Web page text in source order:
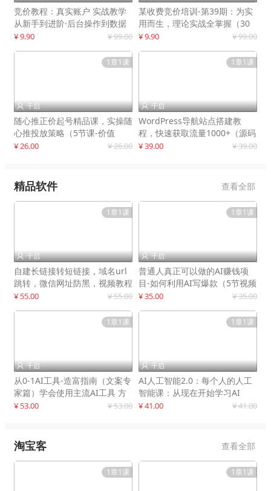
竞价教程：真实账户 实战教学
从新手到进阶·后台操作到数据
优化
¥ 9.90 ¥ 99.00
某收费竞价培训-第39期：为实
用而生，理论实战全掌握（30
节课）
¥ 9.90 ¥ 99.00
1章1课
 千启
随心推正价起号精品课，实操随
心推投放策略（5节课-价值
298）
¥ 26.00 ¥ 26.00
1章1课
 千启
WordPress导航站点搭建教
程，快速获取流量1000+（源码
+教程）
¥ 39.00 ¥ 39.00
精品软件 查看全部
1章1课
 千启
自建长链接转短链接，域名url
跳转，微信网址防黑，视频教程
手把手教你
¥ 55.00 ¥ 55.00
1章1课
 千启
普通人真正可以做的AI赚钱项
目-如何利用AI写爆款（5节视频
课）
¥ 35.00 ¥ 35.00
1章1课
 千启
从0-1AI工具-造富指南（文案专
家篇）学会使用主流AI工具 方
法和心法的融合
¥ 53.00 ¥ 53.00
1章1课
 千启
AI人工智能2.0：每个人的人工
智能课：从现在开始学习AI
¥ 41.00 ¥ 41.00
淘宝客 查看全部
1章1课 1章1课